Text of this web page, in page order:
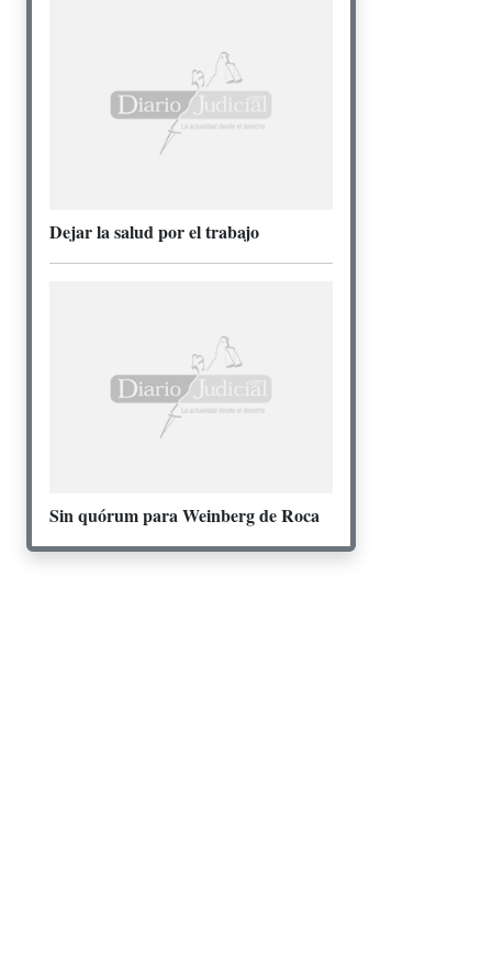
Dejar la salud por el trabajo
Sin quórum para Weinberg de Roca